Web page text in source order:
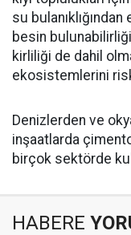
su
besin
kirliliği de dahil
ekosistemlerini
Denizlerden ve
inşaatlarda
birçok sektörde
HABERE